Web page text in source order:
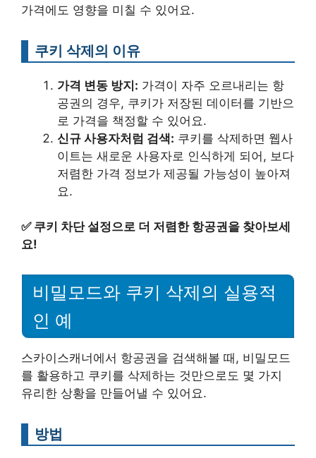
가격에도 영향을 미칠 수 있어요.
쿠키 삭제의 이유
가격 변동 방지: 가격이 자주 오르내리는 항
공권의 경우, 쿠키가 저장된 데이터를 기반으
로 가격을 책정할 수 있어요.
신규 사용자처럼 검색: 쿠키를 삭제하면 웹사
이트는 새로운 사용자로 인식하게 되어, 보다
저렴한 가격 정보가 제공될 가능성이 높아져
요.
✅ 쿠키 차단 설정으로 더 저렴한 항공권을 찾아보세
요!
비밀모드와 쿠키 삭제의 실용적
인 예
스카이스캐너에서 항공권을 검색해볼 때, 비밀모드
를 활용하고 쿠키를 삭제하는 것만으로도 몇 가지
유리한 상황을 만들어낼 수 있어요.
방법